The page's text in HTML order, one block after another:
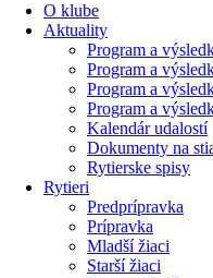
O klube
Aktuality
Program a
Program a
Program a
Program a
Kalendár udalostí
Dokumenty na
Rytierske spisy
Rytieri
Predprípravka
Prípravka
Mladší žiaci
Starší žiaci